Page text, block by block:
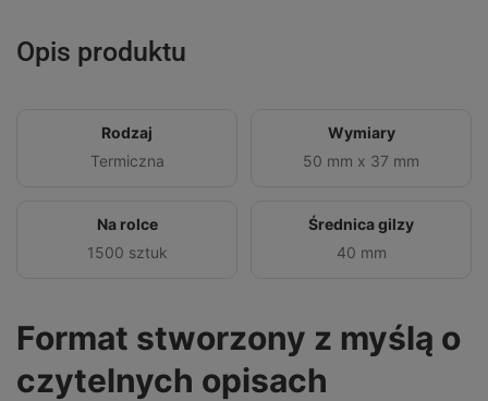
Opis produktu
Rodzaj
Termiczna
Wymiary
50 mm x 37 mm
Na rolce
1500 sztuk
Średnica gilzy
40 mm
Format stworzony z myślą o
czytelnych opisach